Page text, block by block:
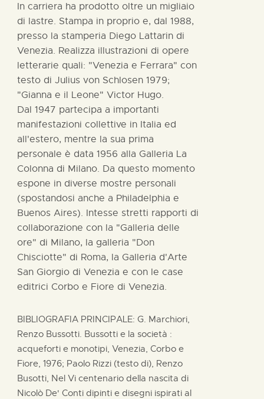
In carriera ha prodotto oltre un migliaio
di lastre. Stampa in proprio e, dal 1988,
presso la stamperia Diego Lattarin di
Venezia. Realizza illustrazioni di opere
letterarie quali: "Venezia e Ferrara" con
testo di Julius von Schlosen 1979;
"Gianna e il Leone" Victor Hugo.
Dal 1947 partecipa a importanti
manifestazioni collettive in Italia ed
all'estero, mentre la sua prima
personale è data 1956 alla Galleria La
Colonna di Milano. Da questo momento
espone in diverse mostre personali
(spostandosi anche a Philadelphia e
Buenos Aires). Intesse stretti rapporti di
collaborazione con la "Galleria delle
ore" di Milano, la galleria "Don
Chisciotte" di Roma, la Galleria d'Arte
San Giorgio di Venezia e con le case
editrici Corbo e Fiore di Venezia.
BIBLIOGRAFIA PRINCIPALE: G. Marchiori,
Renzo Bussotti. Bussotti e la società :
acqueforti e monotipi, Venezia, Corbo e
Fiore, 1976; Paolo Rizzi (testo di), Renzo
Busotti, Nel Vi centenario della nascita di
Nicolò De' Conti dipinti e disegni ispirati al